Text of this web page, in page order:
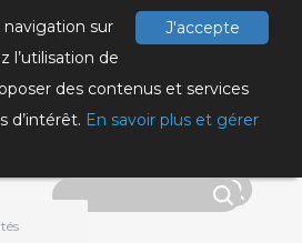
J'accepte
sur
l’utilisation de
des contenus et services
d’intérêt. En savoir plus et gérer